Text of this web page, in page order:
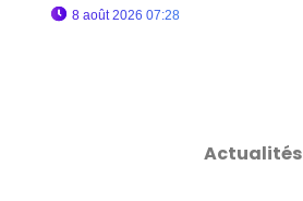
8 août 2026 07:28
Actualités